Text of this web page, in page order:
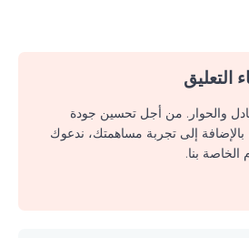
التعليق
والحوار. من أجل تحسين جودة
بالإضافة إلى تجربة مساهمتك، ندعوك
الخاصة بنا.